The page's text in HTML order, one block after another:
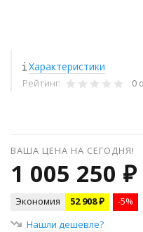
Характеристики
Рейтинг: 0
ВАША ЦЕНА НА СЕГОДНЯ!
1 005 250 ₽
Экономия 52 908 ₽
-5%
Нашли дешевле?